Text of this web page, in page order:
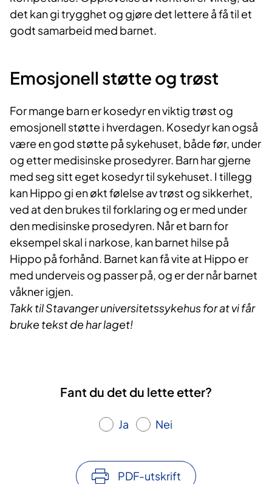
det kan gi trygghet og gjøre det lettere å få til et
godt samarbeid med barnet.
Emosjonell støtte og trøst
For mange barn er kosedyr en viktig trøst og
emosjonell støtte i hverdagen. Kosedyr kan også
være en god støtte på sykehuset, både før, under
og etter medisinske prosedyrer. Barn har gjerne
med seg sitt eget kosedyr til sykehuset. I tillegg
kan Hippo gi en økt følelse av trøst og sikkerhet,
ved at den brukes til forklaring og er med under
den medisinske prosedyren. Når et barn for
eksempel skal i narkose, kan barnet hilse på
Hippo på forhånd. Barnet kan få vite at Hippo er
med underveis og passer på, og er der når barnet
våkner igjen.
Takk til Stavanger universitetssykehus for at vi får
bruke tekst de har laget!
Fant du det du lette etter?
Ja Nei
PDF-utskrift